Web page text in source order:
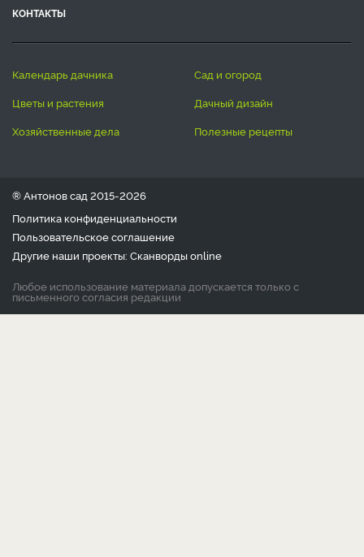
КОНТАКТЫ
календарь дачника
сад и огород
цветы и растения
дачный дизайн
хозяйственные дела
полезные рецепты
® Антонов сад 2015-2026
Политика конфиденциальности
Пользовательское соглашение
Другие наши проекты: Сканвордыonline
Любое использование материала допускается только с
письменного согласия редакции